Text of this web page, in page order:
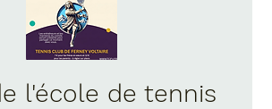
l'école de tennis